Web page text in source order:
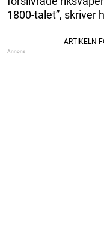
1800-talet”, skriver